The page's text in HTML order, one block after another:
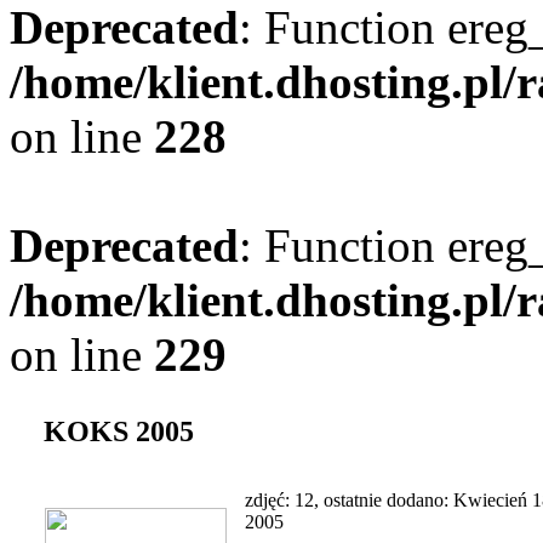
Deprecated: Function
/home/klient.dhosting.pl/
on line 228
Deprecated: Function
/home/klient.dhosting.pl/
on line 229
KOKS 2005
zdjęć: 12, ostatnie dodano: Kwiecień
2005